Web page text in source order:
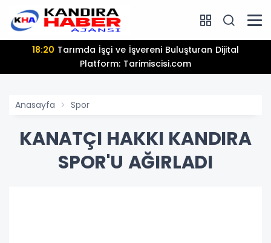
13:25 Hamiyet Elmas Son Yolculuğuna
Anasayfa Spor
KANATÇI HAKKI KANDIRA
SPOR'U AĞIRLADI